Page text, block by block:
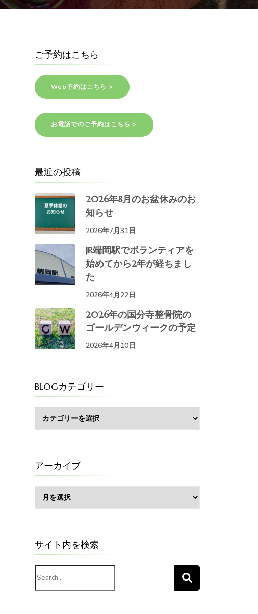
埋
ご予約はこちら
Web予約はこちら >
お電話でのご予約はこちら >
最近の投稿
2026年8月のお盆休みのお
知らせ
2026年7月31日
JR端岡駅でボランティアを
始めてから2年が経ちまし
た
2026年4月22日
2026年の国分寺整骨院の
ゴールデンウィークの予定
2026年4月10日
BLOGカテゴリー
カ
テ
ー
アーカイブ
ー
カ
サイト内を検索
Search
for: